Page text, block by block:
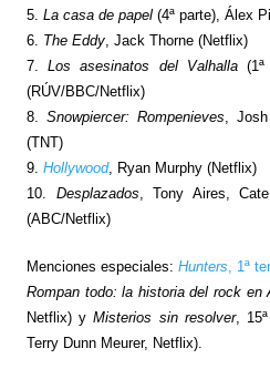
5. La casa de papel(4ª parte), Álex
6. The Eddy, Jack Thorne (Netflix)
7.Los asesinatos del Valhalla
(RÚV/BBC/Netflix)
8. Snowpiercer: Rompenieves, Josh
(TNT)
9. Hollywood, Ryan Murphy (Netflix)
10. Desplazados, Tony Aires,
(ABC/Netflix)
Menciones especiales: Hunters, 1ª
Rompan todo: la historia del rock en
Netflix) yMisterios sin resolver,
Terry Dunn Meurer, Netflix).